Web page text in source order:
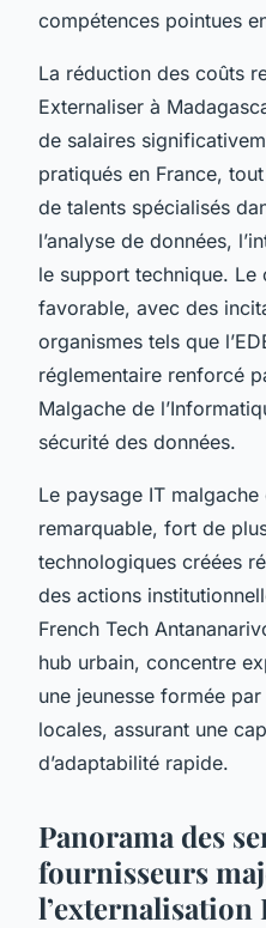
compétences pointues
La réduction des coûts
Externaliser à
de salaires
pratiqués en France,
de talents spécialisés
l’analyse de données,
le support technique.
favorable, avec des
organismes tels que
réglementaire renforcé
Malgache de
sécurité des données.
Le paysage IT
remarquable, fort de
technologiques créées
des actions
French Tech
hub urbain, concentre
une jeunesse formée
locales, assurant une
d’adaptabilité rapide.
Panorama des
fournisseurs
l’externalisation